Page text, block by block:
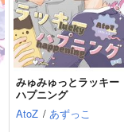
みゅみゅっとラッキー
ハプニング
AtoZ / あずっこ